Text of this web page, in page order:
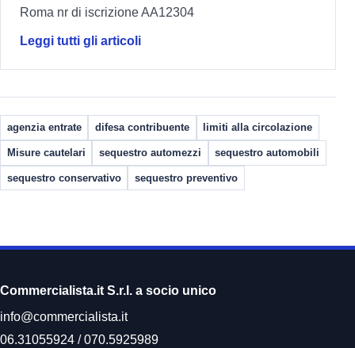
Roma nr di iscrizione AA12304
Leggi tutti gli articoli
agenzia entrate difesa contribuente limiti alla circolazione
Misure cautelari sequestro automezzi sequestro automobili
sequestro conservativo sequestro preventivo
Commercialista.it S.r.l. a socio unico
info@commercialista.it
06.31055924 /070.5925989